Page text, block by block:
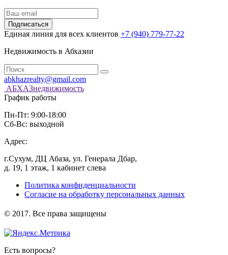
Подписаться
Единая линия для всех клиентов +7 (940) 779-77-22
Недвижимость в Абхазии
abkhazrealty@gmail.com
АБХАЗнедвижимость
График работы
Пн-Пт: 9:00-18:00
Сб-Вс: выходной
Адрес:
г.Сухум, ДЦ Абаза, ул. Генерала Дбар,
д. 19, 1 этаж, 1 кабинет слева
Политика конфиденциальности
Согласие на обработку персональных данных
️© 2017. Все права защищены
Есть вопросы?